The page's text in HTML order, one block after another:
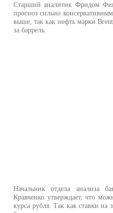
Старший аналитик Фридом
прогноз сильно
выше, так как нефть марки
за баррель.
Начальник отдела
Кравченко утверждает, что
курса рубля. Так как ставки